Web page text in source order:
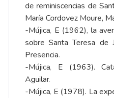
de reminiscencias de
María Cordovez Moure,
-Mújica, E (1962), la
sobre Santa Teresa de
Presencia.
-Mújica, E (1963).
Aguilar.
-Mújica, E (1978). La